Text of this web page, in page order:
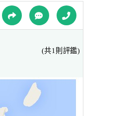
(共1則評鑑)